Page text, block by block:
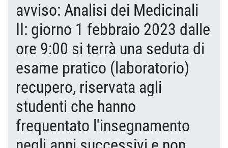
avviso: Analisi dei Medicinali
II: giorno 1 febbraio 2023 dalle
ore 9:00 si terrà una seduta di
esame pratico (laboratorio)
recupero, riservata agli
studenti che hanno
frequentato l'insegnamento